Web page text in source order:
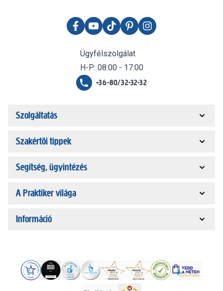
Ügyfélszolgálat
H-P: 08:00 - 17:00
+36-80/32-32-32
Szolgáltatás
Szakértői tippek
Segítség, ügyintézés
A Praktiker világa
Információ